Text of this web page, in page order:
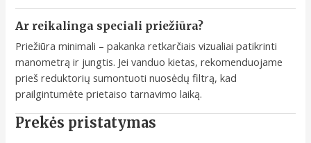
Ar reikalinga speciali priežiūra?
Priežiūra minimali – pakanka retkarčiais vizualiai patikrinti
manometrą ir jungtis. Jei vanduo kietas, rekomenduojame
prieš reduktorių sumontuoti nuosėdų filtrą, kad
prailgintumėte prietaiso tarnavimo laiką.
Prekės pristatymas